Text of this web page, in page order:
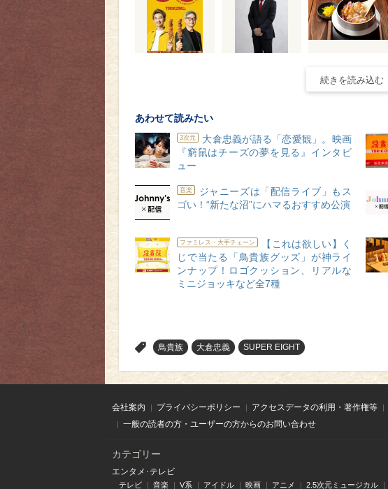
続きを読み込む
あわせて読みたい
3次元
大倉忠義が語る「恋愛観」。映画
『窮鼠はチーズの夢を見る』インタビ
ュー
音楽
ジャニーズは「配信ライブ」もス
ゴい！“新たな沼”にハマるおすすめ公演
ファミレス・大手チェーン
【これは欲しい】く
じで当たる「鳥貴族グッズ」が神ライ
ンナップ！ロゴクッション、リアルな
ミニジョッキなど全7種
鳥貴族 大倉忠義 SUPER EIGHT
会社案内 プライバシーポリシー アクセスデータの利用・著作権等
一般の読者の方・ユーザーの方からのお問い合わせ
カテゴリー
エンタメ･テレビ
テレビ 音楽 V系 アイドル 映画 アニメ 2.5次元ミュージカル